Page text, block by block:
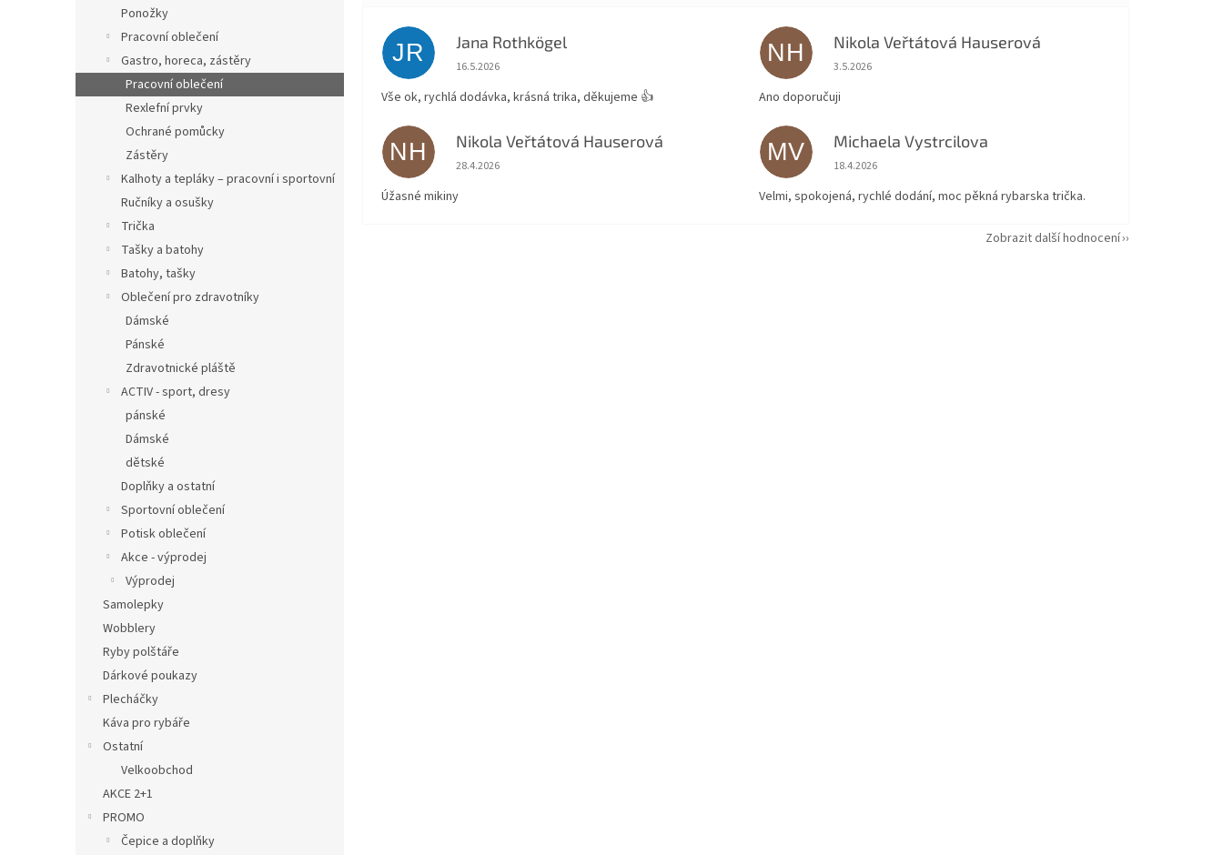
Ponožky
Pracovní oblečení
Gastro, horeca, zástěry
Pracovní oblečení
Rexlefní prvky
Ochrané pomůcky
Zástěry
Kalhoty a tepláky – pracovní i sportovní
Ručníky a osušky
Trička
Tašky a batohy
Batohy, tašky
Oblečení pro zdravotníky
Dámské
Pánské
Zdravotnické pláště
ACTIV - sport, dresy
pánské
Dámské
dětské
Doplňky a ostatní
Sportovní oblečení
Potisk oblečení
Akce - výprodej
Výprodej
Samolepky
Wobblery
Ryby polštáře
Dárkové poukazy
Plecháčky
Káva pro rybáře
Ostatní
Velkoobchod
AKCE 2+1
PROMO
Čepice a doplňky
JR Jana Rothkögel
Hodnocení obchodu je 5 z 5 hvězdiček.
16.5.2026
Vše ok, rychlá dodávka, krásná trika, děkujeme 👍
NH Nikola Veřtátová Hauserová
Hodnocení obchodu je 5 z 5 hvězdiček.
3.5.2026
Ano doporučuji
NH Nikola Veřtátová Hauserová
Hodnocení obchodu je 5 z 5 hvězdiček.
28.4.2026
Úžasné mikiny
MV Michaela Vystrcilova
Hodnocení obchodu je 5 z 5 hvězdiček.
18.4.2026
Velmi, spokojená, rychlé dodání, moc pěkná rybarska trička.
Zobrazit další hodnocení